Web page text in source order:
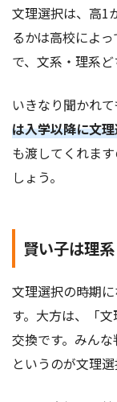
文理選択は、高1
るかは高校によ
で、文系・理系ど
いきなり聞かれ
は入学以降に文
も渡してくれま
しょう。
賢い子は理系
文理選択の時期
す。大方は、「
交換です。みん
というのが文理選